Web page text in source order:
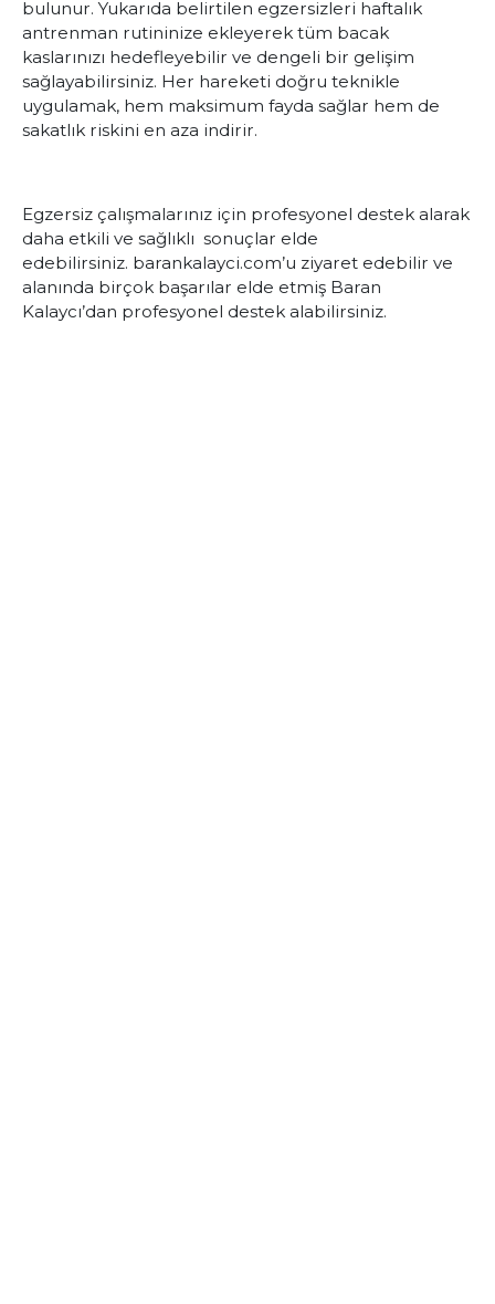
bulunur. Yukarıda belirtilen egzersizleri haftalık
antrenman rutininize ekleyerek tüm bacak
kaslarınızı hedefleyebilir ve dengeli bir gelişim
sağlayabilirsiniz. Her hareketi doğru teknikle
uygulamak, hem maksimum fayda sağlar hem de
sakatlık riskini en aza indirir.
Egzersiz çalışmalarınız için profesyonel destek alarak
daha etkili ve sağlıklı sonuçlar elde
edebilirsiniz. barankalayci.com’u ziyaret edebilir ve
alanında birçok başarılar elde etmiş Baran
Kalaycı’dan profesyonel destek alabilirsiniz.